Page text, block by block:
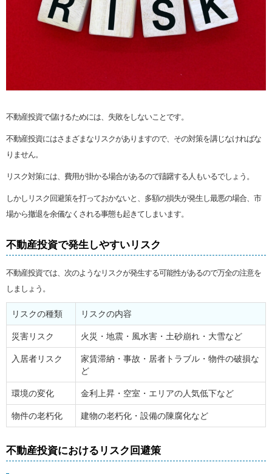
不動産投資で儲けるためには、失敗をしないことです。
不動産投資にはさまざまなリスクがありますので、その対策を講じなければな
りません。
リスク対策には、費用が掛かる場合があるので躊躇する人もいるでしょう。
しかしリスク回避策を打っておかないと、多額の損失が発生し最悪の場合、市
場から撤退を余儀なくされる事態も起きてしまいます。
不動産投資で発生しやすいリスク
不動産投資では、次のようなリスクが発生する可能性があるので万全の注意を
しましょう。
リスクの種類
リスクの内容
災害リスク
火災・地震・風水害・土砂崩れ・大雪など
入居者リスク
家賃滞納・事故・居者トラブル・物件の破損な
ど
環境の変化
金利上昇・空室・エリアの人気低下など
物件の老朽化
建物の老朽化・設備の陳腐化など
不動産投資におけるリスク回避策